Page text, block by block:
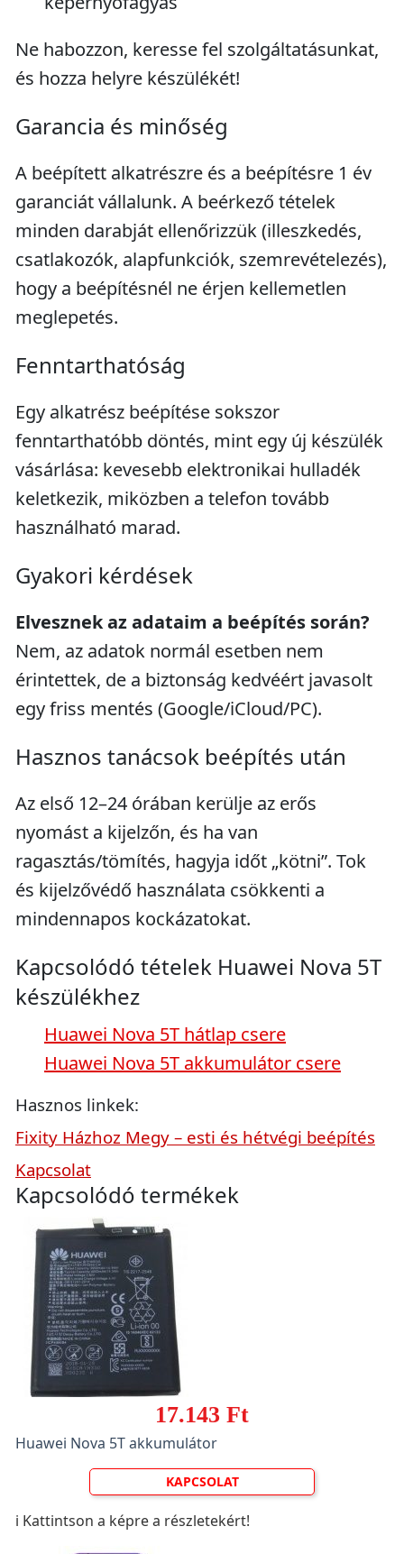
Ne habozzon, keresse fel szolgáltatásunkat,
és hozza helyre készülékét!
Garancia és minőség
A beépített alkatrészre és a beépítésre 1 év
garanciát vállalunk. A beérkező tételek
minden darabját ellenőrizzük (illeszkedés,
csatlakozók, alapfunkciók, szemrevételezés),
hogy a beépítésnél ne érjen kellemetlen
meglepetés.
Fenntarthatóság
Egy alkatrész beépítése sokszor
fenntarthatóbb döntés, mint egy új készülék
vásárlása: kevesebb elektronikai hulladék
keletkezik, miközben a telefon tovább
használható marad.
Gyakori kérdések
Elvesznek az adataim a beépítés során?
Nem, az adatok normál esetben nem
érintettek, de a biztonság kedvéért javasolt
egy friss mentés (Google/iCloud/PC).
Hasznos tanácsok beépítés után
Az első 12–24 órában kerülje az erős
nyomást a kijelzőn, és ha van
ragasztás/tömítés, hagyja időt „kötni”. Tok
és kijelzővédő használata csökkenti a
mindennapos kockázatokat.
Kapcsolódó tételek Huawei Nova 5T
készülékhez
Huawei Nova 5T hátlap csere
Huawei Nova 5T akkumulátor csere
Hasznos linkek:
Fixity Házhoz Megy – esti és hétvégi beépítés
Kapcsolat
Kapcsolódó termékek
17.143 Ft
Huawei Nova 5T akkumulátor
KAPCSOLAT
ℹ️ Kattintson a képre a részletekért!